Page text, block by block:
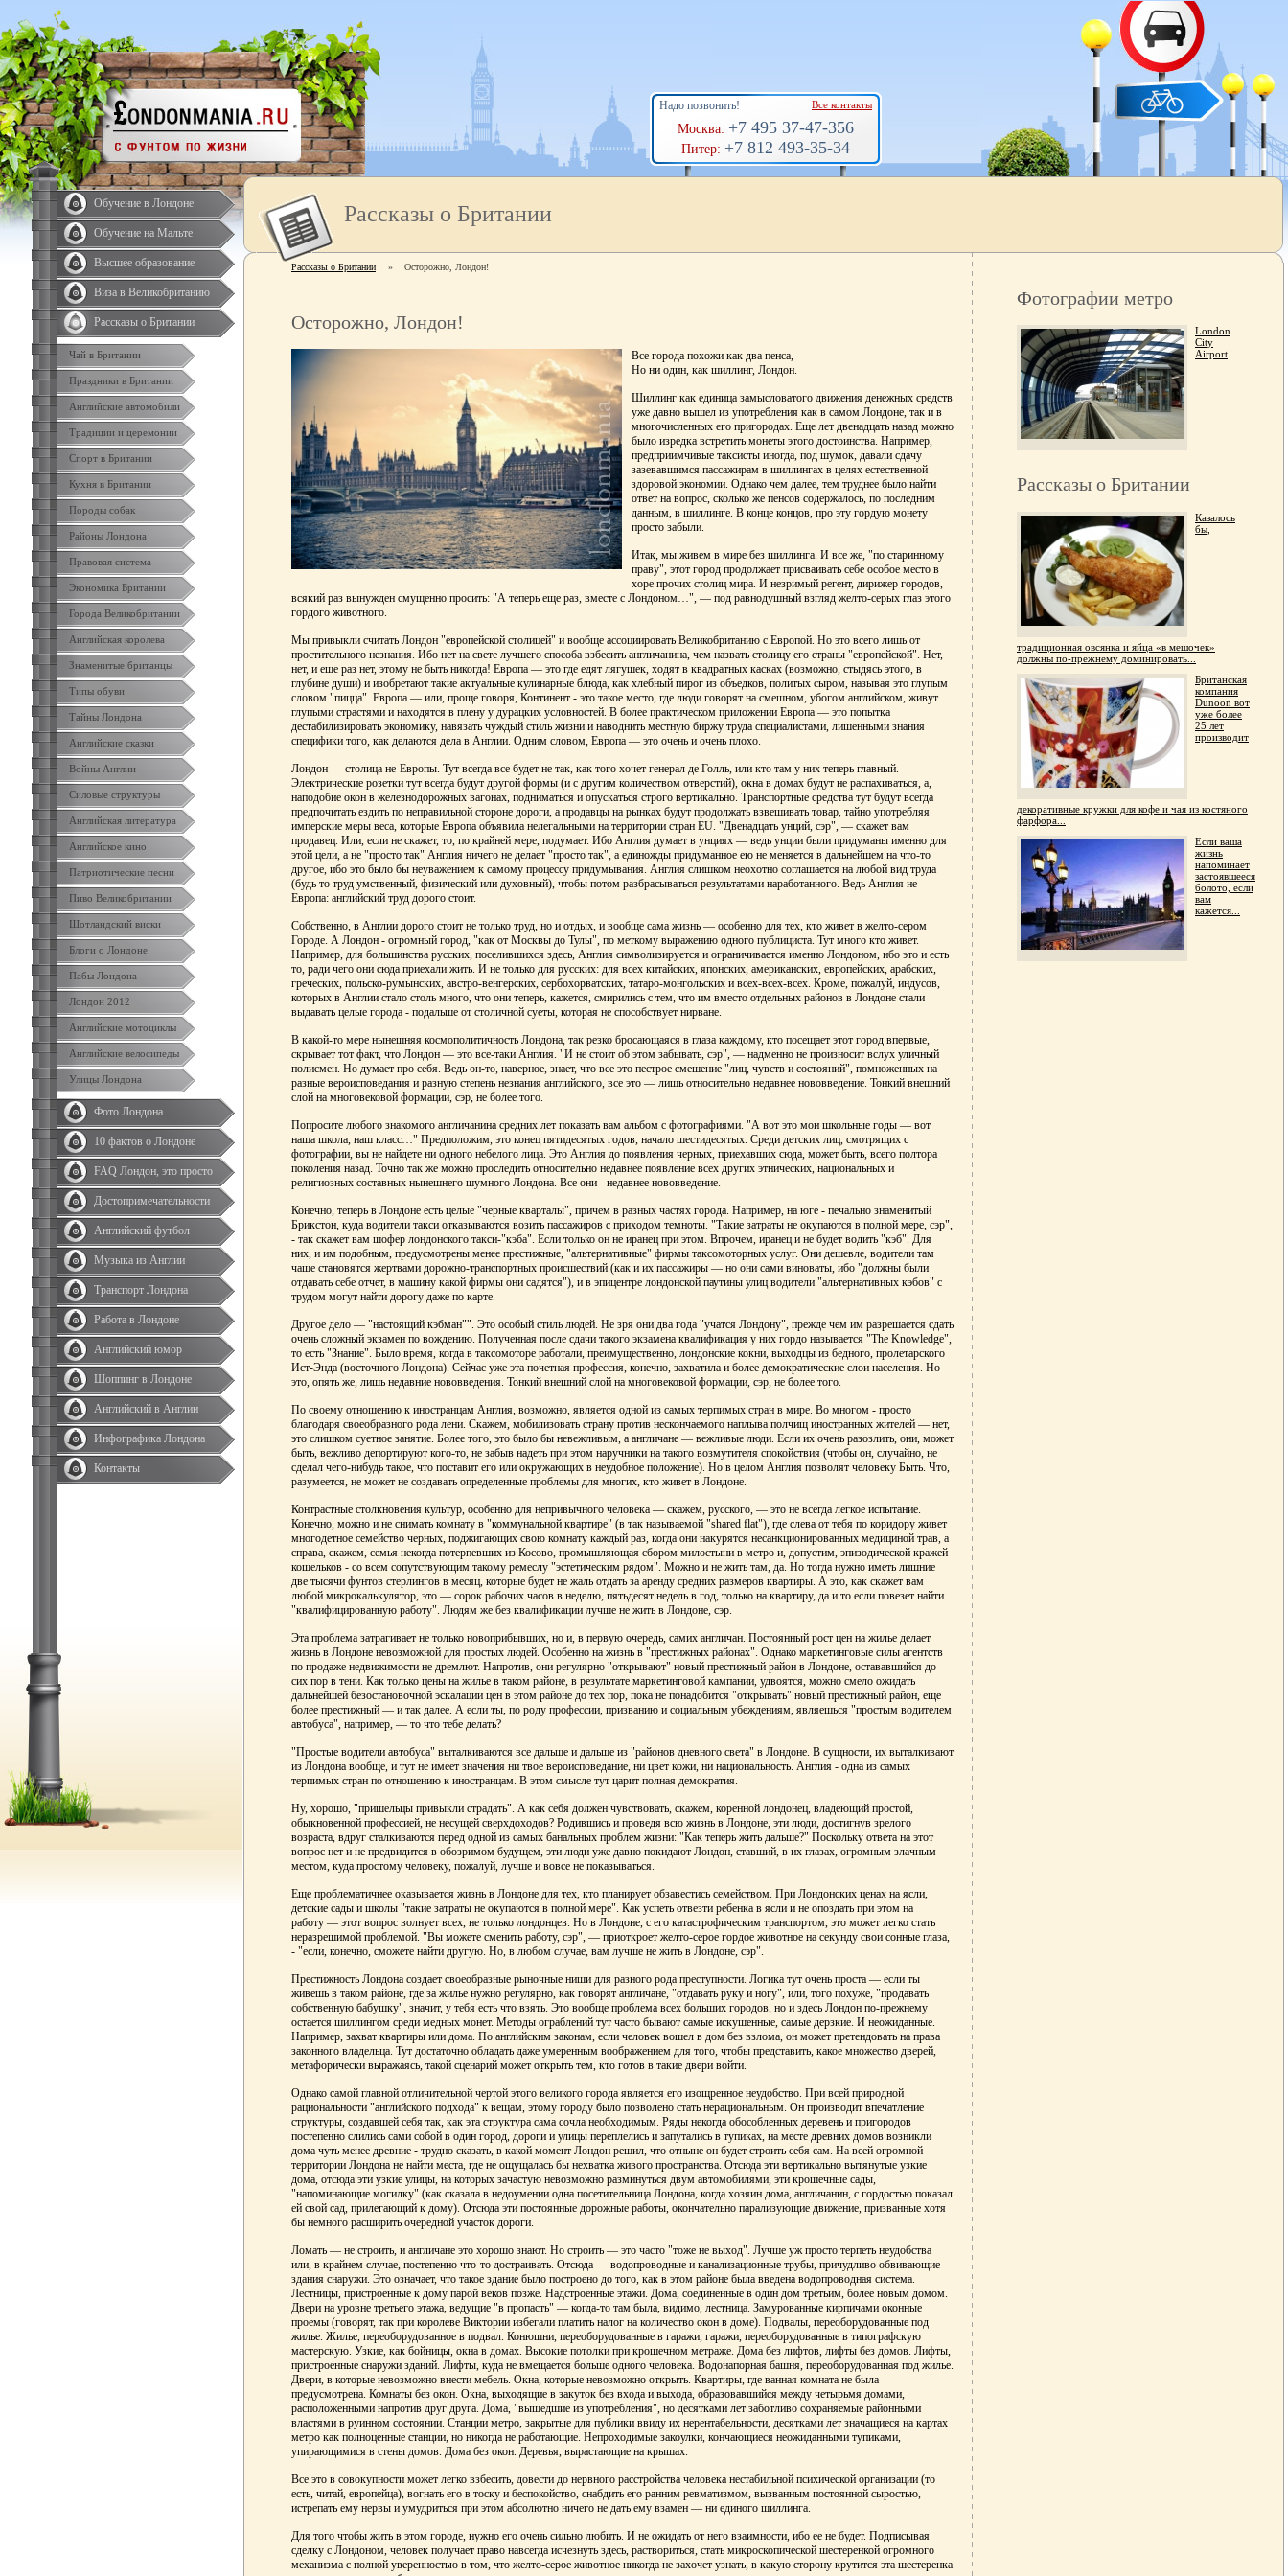
Обучение в Лондоне
Обучение на Мальте
Высшее образование
Виза в Великобританию
Рассказы о Британии
Чай в Британии
Праздники в Британии
Английские автомобили
Традиции и церемонии
Спорт в Британии
Кухня в Британии
Породы собак
Районы Лондона
Правовая система
Экономика Британии
Города Великобритании
Английская королева
Знаменитые британцы
Типы обуви
Тайны Лондона
Английские сказки
Войны Англии
Силовые структуры
Английская литература
Английское кино
Патриотические песни
Пиво Великобритании
Шотландский виски
Блоги о Лондоне
Пабы Лондона
Лондон 2012
Английские мотоциклы
Английские велосипеды
Улицы Лондона
Фото Лондона
10 фактов о Лондоне
FAQ Лондон, это просто
Достопримечательности
Английский футбол
Музыка из Англии
Транспорт Лондона
Работа в Лондоне
Английский юмор
Шоппинг в Лондоне
Английский в Англии
Инфографика Лондона
Контакты
Надо позвонить! Все контакты
Москва: +7 495 37-47-356
Питер: +7 812 493-35-34
Рассказы о Британии
Рассказы о Британии » Осторожно, Лондон!
Осторожно, Лондон!
Все города похожи как два пенса,
Но ни один, как шиллинг, Лондон.
Шиллинг как единица замысловатого движения денежных средств
уже давно вышел из употребления как в самом Лондоне, так и в
многочисленных его пригородах. Еще лет двенадцать назад можно
было изредка встретить монеты этого достоинства. Например,
предприимчивые таксисты иногда, под шумок, давали сдачу
зазевавшимся пассажирам в шиллингах в целях естественной
здоровой экономии. Однако чем далее, тем труднее было найти
ответ на вопрос, сколько же пенсов содержалось, по последним
данным, в шиллинге. В конце концов, про эту гордую монету
просто забыли.
Итак, мы живем в мире без шиллинга. И все же, "по старинному
праву", этот город продолжает присваивать себе особое место в
хоре прочих столиц мира. И незримый регент, дирижер городов,
всякий раз вынужден смущенно просить: "А теперь еще раз, вместе с Лондоном…", — под равнодушный взгляд желто-серых глаз этого
гордого животного.
Мы привыкли считать Лондон "европейской столицей" и вообще ассоциировать Великобританию с Европой. Но это всего лишь от
простительного незнания. Ибо нет на свете лучшего способа взбесить англичанина, чем назвать столицу его страны "европейской". Нет,
нет, и еще раз нет, этому не быть никогда! Европа — это где едят лягушек, ходят в квадратных касках (возможно, стыдясь этого, в
глубине души) и изобретают такие актуальные кулинарные блюда, как хлебный пирог из объедков, политых сыром, называя это глупым
словом "пицца". Европа — или, проще говоря, Континент - это такое место, где люди говорят на смешном, убогом английском, живут
глупыми страстями и находятся в плену у дурацких условностей. В более практическом приложении Европа — это попытка
дестабилизировать экономику, навязать чуждый стиль жизни и наводнить местную биржу труда специалистами, лишенными знания
специфики того, как делаются дела в Англии. Одним словом, Европа — это очень и очень плохо.
Лондон — столица не-Европы. Тут всегда все будет не так, как того хочет генерал де Голль, или кто там у них теперь главный.
Электрические розетки тут всегда будут другой формы (и с другим количеством отверстий), окна в домах будут не распахиваться, а,
наподобие окон в железнодорожных вагонах, подниматься и опускаться строго вертикально. Транспортные средства тут будут всегда
предпочитать ездить по неправильной стороне дороги, а продавцы на рынках будут продолжать взвешивать товар, тайно употребляя
имперские меры веса, которые Европа объявила нелегальными на территории стран EU. "Двенадцать унций, сэр", — скажет вам
продавец. Или, если не скажет, то, по крайней мере, подумает. Ибо Англия думает в унциях — ведь унции были придуманы именно для
этой цели, а не "просто так" Англия ничего не делает "просто так", а единожды придуманное ею не меняется в дальнейшем на что-то
другое, ибо это было бы неуважением к самому процессу придумывания. Англия слишком неохотно соглашается на любой вид труда
(будь то труд умственный, физический или духовный), чтобы потом разбрасываться результатами наработанного. Ведь Англия не
Европа: английский труд дорого стоит.
Собственно, в Англии дорого стоит не только труд, но и отдых, и вообще сама жизнь — особенно для тех, кто живет в желто-сером
Городе. А Лондон - огромный город, "как от Москвы до Тулы", по меткому выражению одного публициста. Тут много кто живет.
Например, для большинства русских, поселившихся здесь, Англия символизируется и ограничивается именно Лондоном, ибо это и есть
то, ради чего они сюда приехали жить. И не только для русских: для всех китайских, японских, американских, европейских, арабских,
греческих, польско-румынских, австро-венгерских, сербохорватских, татаро-монгольских и всех-всех-всех. Кроме, пожалуй, индусов,
которых в Англии стало столь много, что они теперь, кажется, смирились с тем, что им вместо отдельных районов в Лондоне стали
выдавать целые города - подальше от столичной суеты, которая не способствует нирване.
В какой-то мере нынешняя космополитичность Лондона, так резко бросающаяся в глаза каждому, кто посещает этот город впервые,
скрывает тот факт, что Лондон — это все-таки Англия. "И не стоит об этом забывать, сэр", — надменно не произносит вслух уличный
полисмен. Но думает про себя. Ведь он-то, наверное, знает, что все это пестрое смешение "лиц, чувств и состояний", помноженных на
разные вероисповедания и разную степень незнания английского, все это — лишь относительно недавнее нововведение. Тонкий внешний
слой на многовековой формации, сэр, не более того.
Попросите любого знакомого англичанина средних лет показать вам альбом с фотографиями. "А вот это мои школьные годы — вот
наша школа, наш класс…" Предположим, это конец пятидесятых годов, начало шестидесятых. Среди детских лиц, смотрящих с
фотографии, вы не найдете ни одного небелого лица. Это Англия до появления черных, приехавших сюда, может быть, всего полтора
поколения назад. Точно так же можно проследить относительно недавнее появление всех других этнических, национальных и
религиозных составных нынешнего шумного Лондона. Все они - недавнее нововведение.
Конечно, теперь в Лондоне есть целые "черные кварталы", причем в разных частях города. Например, на юге - печально знаменитый
Брикстон, куда водители такси отказываются возить пассажиров с приходом темноты. "Такие затраты не окупаются в полной мере, сэр",
- так скажет вам шофер лондонского такси-"кэба". Если только он не иранец при этом. Впрочем, иранец и не будет водить "кэб". Для
них, и им подобным, предусмотрены менее престижные, "альтернативные" фирмы таксомоторных услуг. Они дешевле, водители там
чаще становятся жертвами дорожно-транспортных происшествий (как и их пассажиры — но они сами виноваты, ибо "должны были
отдавать себе отчет, в машину какой фирмы они садятся"), и в эпицентре лондонской паутины улиц водители "альтернативных кэбов" с
трудом могут найти дорогу даже по карте.
Другое дело — "настоящий кэбман"". Это особый стиль людей. Не зря они два года "учатся Лондону", прежде чем им разрешается сдать
очень сложный экзамен по вождению. Полученная после сдачи такого экзамена квалификация у них гордо называется "The Knowledge",
то есть "Знание". Было время, когда в таксомоторе работали, преимущественно, лондонские кокни, выходцы из бедного, пролетарского
Ист-Энда (восточного Лондона). Сейчас уже эта почетная профессия, конечно, захватила и более демократические слои населения. Но
это, опять же, лишь недавние нововведения. Тонкий внешний слой на многовековой формации, сэр, не более того.
По своему отношению к иностранцам Англия, возможно, является одной из самых терпимых стран в мире. Во многом - просто
благодаря своеобразного рода лени. Скажем, мобилизовать страну против нескончаемого наплыва полчищ иностранных жителей — нет,
это слишком суетное занятие. Более того, это было бы невежливым, а англичане — вежливые люди. Если их очень разозлить, они, может
быть, вежливо депортируют кого-то, не забыв надеть при этом наручники на такого возмутителя спокойствия (чтобы он, случайно, не
сделал чего-нибудь такое, что поставит его или окружающих в неудобное положение). Но в целом Англия позволят человеку Быть. Что,
разумеется, не может не создавать определенные проблемы для многих, кто живет в Лондоне.
Контрастные столкновения культур, особенно для непривычного человека — скажем, русского, — это не всегда легкое испытание.
Конечно, можно и не снимать комнату в "коммунальной квартире" (в так называемой "shared flat"), где слева от тебя по коридору живет
многодетное семейство черных, поджигающих свою комнату каждый раз, когда они накурятся несанкционированных медициной трав, а
справа, скажем, семья некогда потерпевших из Косово, промышляющая сбором милостыни в метро и, допустим, эпизодической кражей
кошельков - со всем сопутствующим такому ремеслу "эстетическим рядом". Можно и не жить там, да. Но тогда нужно иметь лишние
две тысячи фунтов стерлингов в месяц, которые будет не жаль отдать за аренду средних размеров квартиры. А это, как скажет вам
любой микрокалькулятор, это — сорок рабочих часов в неделю, пятьдесят недель в год, только на квартиру, да и то если повезет найти
"квалифицированную работу". Людям же без квалификации лучше не жить в Лондоне, сэр.
Эта проблема затрагивает не только новоприбывших, но и, в первую очередь, самих англичан. Постоянный рост цен на жилье делает
жизнь в Лондоне невозможной для простых людей. Особенно на жизнь в "престижных районах". Однако маркетинговые силы агентств
по продаже недвижимости не дремлют. Напротив, они регулярно "открывают" новый престижный район в Лондоне, остававшийся до
сих пор в тени. Как только цены на жилье в таком районе, в результате маркетинговой кампании, удвоятся, можно смело ожидать
дальнейшей безостановочной эскалации цен в этом районе до тех пор, пока не понадобится "открывать" новый престижный район, еще
более престижный — и так далее. А если ты, по роду профессии, призванию и социальным убеждениям, являешься "простым водителем
автобуса", например, — то что тебе делать?
"Простые водители автобуса" выталкиваются все дальше и дальше из "районов дневного света" в Лондоне. В сущности, их выталкивают
из Лондона вообще, и тут не имеет значения ни твое вероисповедание, ни цвет кожи, ни национальность. Англия - одна из самых
терпимых стран по отношению к иностранцам. В этом смысле тут царит полная демократия.
Ну, хорошо, "пришельцы привыкли страдать". А как себя должен чувствовать, скажем, коренной лондонец, владеющий простой,
обыкновенной профессией, не несущей сверхдоходов? Родившись и проведя всю жизнь в Лондоне, эти люди, достигнув зрелого
возраста, вдруг сталкиваются перед одной из самых банальных проблем жизни: "Как теперь жить дальше?" Поскольку ответа на этот
вопрос нет и не предвидится в обозримом будущем, эти люди уже давно покидают Лондон, ставший, в их глазах, огромным злачным
местом, куда простому человеку, пожалуй, лучше и вовсе не показываться.
Еще проблематичнее оказывается жизнь в Лондоне для тех, кто планирует обзавестись семейством. При Лондонских ценах на ясли,
детские сады и школы "такие затраты не окупаются в полной мере". Как успеть отвезти ребенка в ясли и не опоздать при этом на
работу — этот вопрос волнует всех, не только лондонцев. Но в Лондоне, с его катастрофическим транспортом, это может легко стать
неразрешимой проблемой. "Вы можете сменить работу, сэр", — приоткроет желто-серое гордое животное на секунду свои сонные глаза,
- "если, конечно, сможете найти другую. Но, в любом случае, вам лучше не жить в Лондоне, сэр".
Престижность Лондона создает своеобразные рыночные ниши для разного рода преступности. Логика тут очень проста — если ты
живешь в таком районе, где за жилье нужно регулярно, как говорят англичане, "отдавать руку и ногу", или, того похуже, "продавать
собственную бабушку", значит, у тебя есть что взять. Это вообще проблема всех больших городов, но и здесь Лондон по-прежнему
остается шиллингом среди медных монет. Методы ограблений тут часто бывают самые искушенные, самые дерзкие. И неожиданные.
Например, захват квартиры или дома. По английским законам, если человек вошел в дом без взлома, он может претендовать на права
законного владельца. Тут достаточно обладать даже умеренным воображением для того, чтобы представить, какое множество дверей,
метафорически выражаясь, такой сценарий может открыть тем, кто готов в такие двери войти.
Однако самой главной отличительной чертой этого великого города является его изощренное неудобство. При всей природной
рациональности "английского подхода" к вещам, этому городу было позволено стать нерациональным. Он производит впечатление
структуры, создавшей себя так, как эта структура сама сочла необходимым. Ряды некогда обособленных деревень и пригородов
постепенно слились сами собой в один город, дороги и улицы переплелись и запутались в тупиках, на месте древних домов возникли
дома чуть менее древние - трудно сказать, в какой момент Лондон решил, что отныне он будет строить себя сам. На всей огромной
территории Лондона не найти места, где не ощущалась бы нехватка живого пространства. Отсюда эти вертикально вытянутые узкие
дома, отсюда эти узкие улицы, на которых зачастую невозможно разминуться двум автомобилями, эти крошечные сады,
"напоминающие могилку" (как сказала в недоумении одна посетительница Лондона, когда хозяин дома, англичанин, с гордостью показал
ей свой сад, прилегающий к дому). Отсюда эти постоянные дорожные работы, окончательно парализующие движение, призванные хотя
бы немного расширить очередной участок дороги.
Ломать — не строить, и англичане это хорошо знают. Но строить — это часто "тоже не выход". Лучше уж просто терпеть неудобства
или, в крайнем случае, постепенно что-то достраивать. Отсюда — водопроводные и канализационные трубы, причудливо обвивающие
здания снаружи. Это означает, что такое здание было построено до того, как в этом районе была введена водопроводная система.
Лестницы, пристроенные к дому парой веков позже. Надстроенные этажи. Дома, соединенные в один дом третьим, более новым домом.
Двери на уровне третьего этажа, ведущие "в пропасть" — когда-то там была, видимо, лестница. Замурованные кирпичами оконные
проемы (говорят, так при королеве Виктории избегали платить налог на количество окон в доме). Подвалы, переоборудованные под
жилье. Жилье, переоборудованное в подвал. Конюшни, переоборудованные в гаражи, гаражи, переоборудованные в типографскую
мастерскую. Узкие, как бойницы, окна в домах. Высокие потолки при крошечном метраже. Дома без лифтов, лифты без домов. Лифты,
пристроенные снаружи зданий. Лифты, куда не вмещается больше одного человека. Водонапорная башня, переоборудованная под жилье.
Двери, в которые невозможно внести мебель. Окна, которые невозможно открыть. Квартиры, где ванная комната не была
предусмотрена. Комнаты без окон. Окна, выходящие в закуток без входа и выхода, образовавшийся между четырьмя домами,
расположенными напротив друг друга. Дома, "вышедшие из употребления", но десятками лет заботливо сохраняемые районными
властями в руинном состоянии. Станции метро, закрытые для публики ввиду их нерентабельности, десятками лет значащиеся на картах
метро как полноценные станции, но никогда не работающие. Непроходимые закоулки, кончающиеся неожиданными тупиками,
упирающимися в стены домов. Дома без окон. Деревья, вырастающие на крышах.
Все это в совокупности может легко взбесить, довести до нервного расстройства человека нестабильной психической организации (то
есть, читай, европейца), вогнать его в тоску и беспокойство, снабдить его ранним ревматизмом, вызванным постоянной сыростью,
истрепать ему нервы и умудриться при этом абсолютно ничего не дать ему взамен — ни единого шиллинга.
Для того чтобы жить в этом городе, нужно его очень сильно любить. И не ожидать от него взаимности, ибо ее не будет. Подписывая
сделку с Лондоном, человек получает право навсегда исчезнуть здесь, раствориться, стать микроскопической шестеренкой огромного
механизма с полной уверенностью в том, что желто-серое животное никогда не захочет узнать, в какую сторону крутится эта шестеренка
Фотографии метро
London
City
Airport
Рассказы о Британии
Казалось
бы,
традиционная овсянка и яйца «в мешочек»
должны по-прежнему доминировать...
Британская
компания
Dunoon вот
уже более
25 лет
производит
декоративные кружки для кофе и чая из костяного
фарфора...
Если ваша
жизнь
напоминает
застоявшееся
болото, если
вам
кажется...